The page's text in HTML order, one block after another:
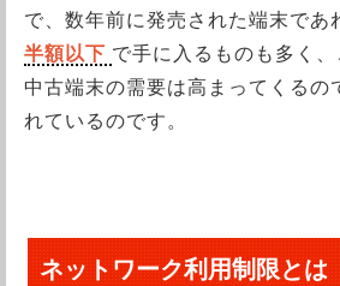
で、数年前に発売された端末であ
半額以下 で手に入るものも多く
中古端末の需要は高まってくるの
れているのです。
ネットワーク利用制限とは